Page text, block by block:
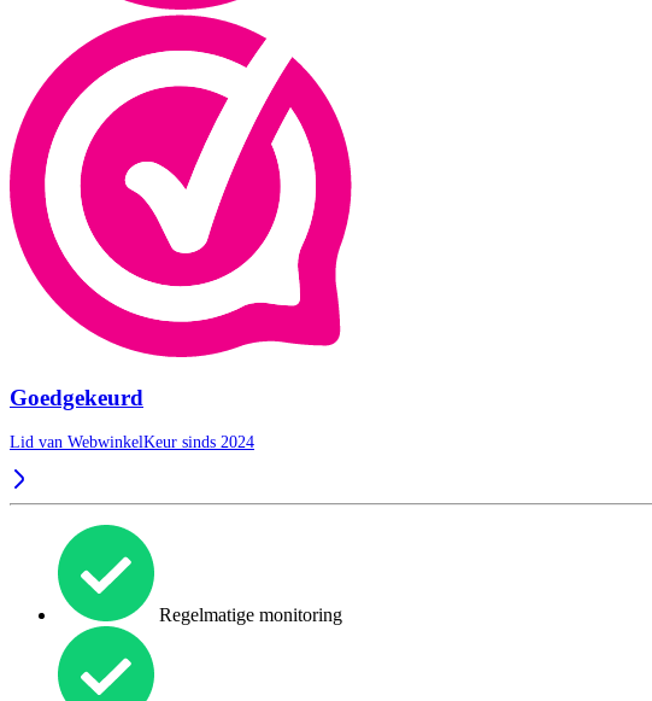
Goedgekeurd
Lid van WebwinkelKeur sinds 2024
Regelmatige monitoring